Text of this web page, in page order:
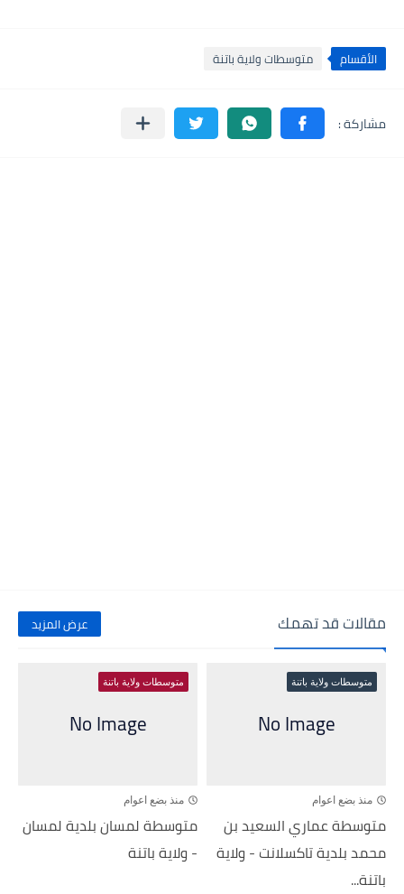
الأقسام متوسطات ولاية باتنة
مقالات قد تهمك عرض المزيد
متوسطات ولاية باتنة
منذ بضع اعوام
متوسطة عماري السعيد بن
محمد بلدية تاكسلانت - ولاية
باتنة...
متوسطات ولاية باتنة
منذ بضع اعوام
متوسطة لمسان بلدية لمسان
- ولاية باتنة